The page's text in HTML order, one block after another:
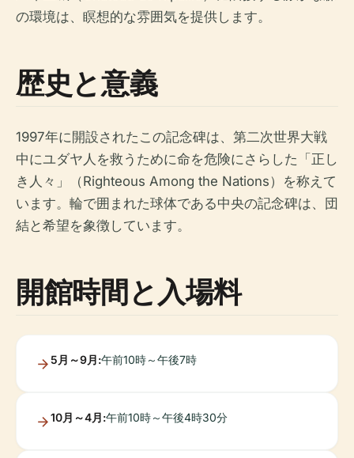
の環境は、瞑想的な雰囲気を提供します。
歴史と意義
1997年に開設されたこの記念碑は、第二次世界大戦
中にユダヤ人を救うために命を危険にさらした「正し
き人々」（Righteous Among the Nations）を称えて
います。輪で囲まれた球体である中央の記念碑は、団
結と希望を象徴しています。
開館時間と入場料
5月～9月:午前10時～午後7時
10月～4月:午前10時～午後4時30分